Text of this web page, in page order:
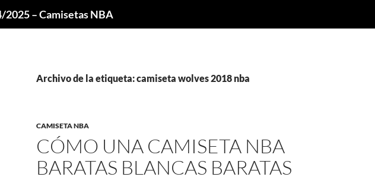
2025 – Camisetas NBA
Archivo de la etiqueta: camiseta wolves 2018 nba
CAMISETA NBA
CÓMO UNA CAMISETA NBA
BARATAS BLANCAS BARATAS